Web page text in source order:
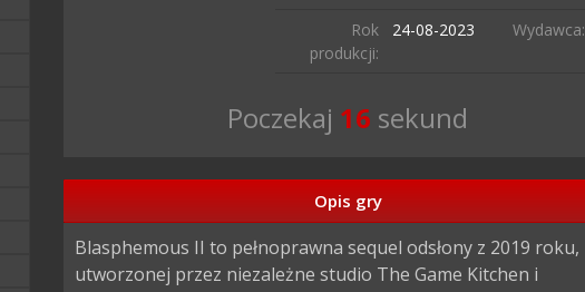
Rok
produkcji:
24-08-2023 Wydawca:
Poczekaj 15 sekund
Opis gry
Blasphemous II to pełnoprawna sequel odsłony z 2019 roku,
utworzonej przez niezależne studio The Game Kitchen i